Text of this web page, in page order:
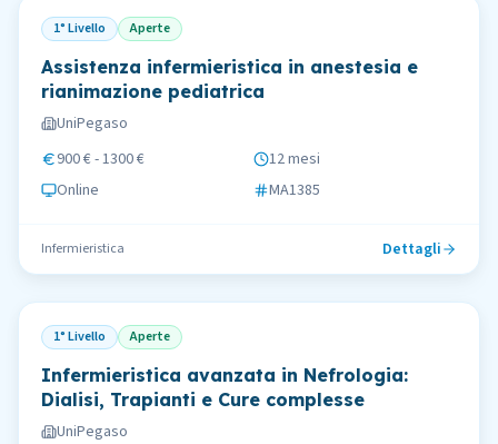
1° Livello Aperte
Assistenza infermieristica in anestesia e
rianimazione pediatrica
UniPegaso
900 € - 1300 €
12 mesi
Online
MA1385
Infermieristica Dettagli
1° Livello Aperte
Infermieristica avanzata in Nefrologia:
Dialisi, Trapianti e Cure complesse
UniPegaso